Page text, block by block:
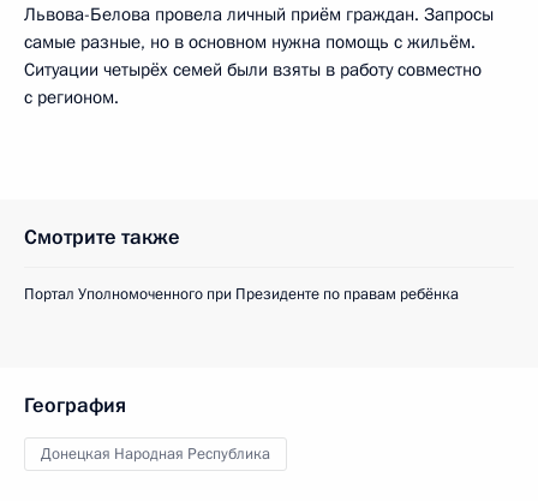
Львова-Белова провела личный приём граждан. Запросы
самые разные, но в основном нужна помощь с жильём.
Ситуации четырёх семей были взяты в работу совместно
с регионом.
Смотрите также
Портал Уполномоченного при Президенте по правам ребёнка
География
Донецкая Народная Республика